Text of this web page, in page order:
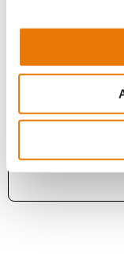
MONTUSSAN
Situé proche de la
Consultimo vous
stockage et de
immeuble neuf.